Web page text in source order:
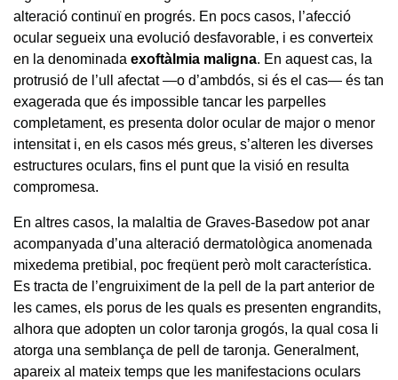
alteració continuï en progrés. En pocs casos, l’afecció
ocular segueix una evolució desfavorable, i es converteix
en la denominada exoftàlmia maligna. En aquest cas, la
protrusió de l’ull afectat —o d’ambdós, si és el cas— és tan
exagerada que és impossible tancar les parpelles
completament, es presenta dolor ocular de major o menor
intensitat i, en els casos més greus, s’alteren les diverses
estructures oculars, fins el punt que la visió en resulta
compromesa.
En altres casos, la malaltia de Graves-Basedow pot anar
acompanyada d’una alteració dermatològica anomenada
mixedema pretibial, poc freqüent però molt característica.
Es tracta de l’engruiximent de la pell de la part anterior de
les cames, els porus de les quals es presenten engrandits,
alhora que adopten un color taronja grogós, la qual cosa li
atorga una semblança de pell de taronja. Generalment,
apareix al mateix temps que les manifestacions oculars